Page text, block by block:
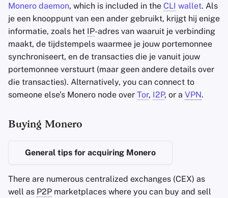
Monero daemon, which is included in the CLI wallet. Als
je een knooppunt van een ander gebruikt, krijgt hij enige
informatie, zoals het IP-adres van waaruit je verbinding
maakt, de tijdstempels waarmee je jouw portemonnee
synchroniseert, en de transacties die je vanuit jouw
portemonnee verstuurt (maar geen andere details over
die transacties). Alternatively, you can connect to
someone else’s Monero node over Tor, I2P, or a VPN.
Buying Monero
General tips for acquiring Monero
There are numerous centralized exchanges (CEX) as
well as P2P marketplaces where you can buy and sell